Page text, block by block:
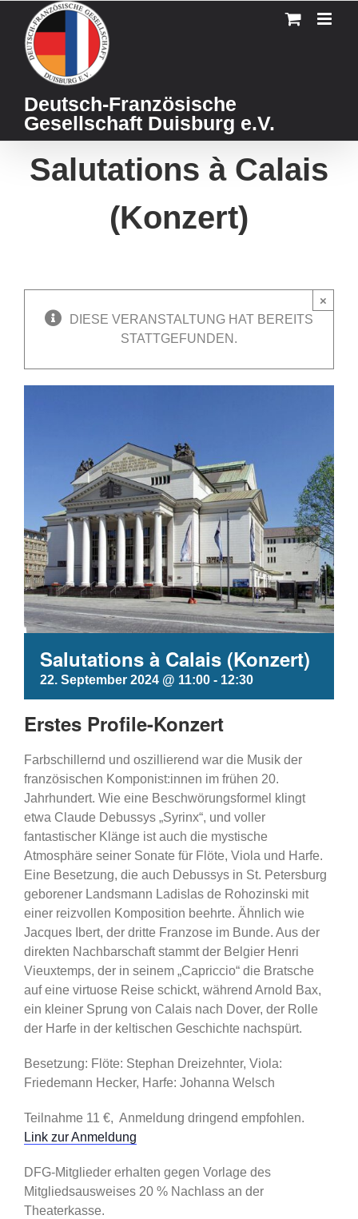
content
Deutsch-Französische
Gesellschaft Duisburg e.V.
Salutations à Calais
(Konzert)
DIESE VERANSTALTUNG HAT BEREITS
STATTGEFUNDEN.
×
Salutations à Calais (Konzert)
22. September 2024 @ 11:00 - 12:30
Erstes Profile-Konzert
Farbschillernd und oszillierend war die Musik der
französischen Komponist:innen im frühen 20.
Jahrhundert. Wie eine Beschwörungsformel klingt
etwa Claude Debussys „Syrinx“, und voller
fantastischer Klänge ist auch die mystische
Atmosphäre seiner Sonate für Flöte, Viola und Harfe.
Eine Besetzung, die auch Debussys in St. Petersburg
geborener Landsmann Ladislas de Rohozinski mit
einer reizvollen Komposition beehrte. Ähnlich wie
Jacques Ibert, der dritte Franzose im Bunde. Aus der
direkten Nachbarschaft stammt der Belgier Henri
Vieuxtemps, der in seinem „Capriccio“ die Bratsche
auf eine virtuose Reise schickt, während Arnold Bax,
ein kleiner Sprung von Calais nach Dover, der Rolle
der Harfe in der keltischen Geschichte nachspürt.
Besetzung: Flöte: Stephan Dreizehnter, Viola:
Friedemann Hecker, Harfe: Johanna Welsch
Teilnahme 11 €, Anmeldung dringend empfohlen.
Link zur Anmeldung
DFG-Mitglieder erhalten gegen Vorlage des
Mitgliedsausweises 20 % Nachlass an der
Theaterkasse.